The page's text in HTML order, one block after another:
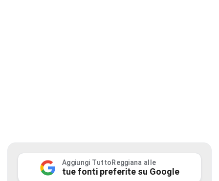
Aggiungi TuttoReggiana alle
tue fonti preferite su Google